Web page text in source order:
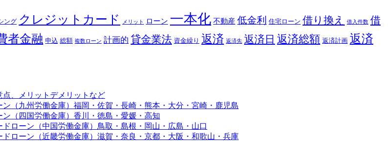
ング クレジットカード メリット ローン 一本化 不動産 低金利 住宅ローン 借り換え 借入件数 借
者金融 申込 総額 複数ローン 計画的 貸金業法 資金繰り 返済 返済先 返済日 返済総額 返済計画 返済
、メリットデメリットなど
（九州労働金庫）福岡・佐賀・長崎・熊本・大分・宮崎・鹿児島
（四国労働金庫）香川・徳島・愛媛・高知
ローン（中国労働金庫）鳥取・島根・岡山・広島・山口
ローン（近畿労働金庫）滋賀・奈良・京都・大阪・和歌山・兵庫